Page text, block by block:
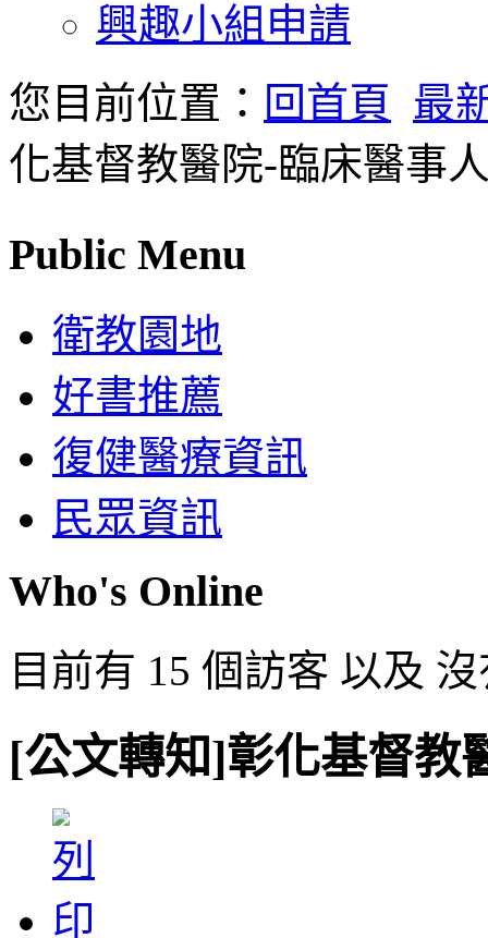
興趣小組申請
您目前位置： 回首頁 最
化基督教醫院-臨床醫事
Public Menu
衛教園地
好書推薦
復健醫療資訊
民眾資訊
Who's Online
目前有 15 個訪客 以及
[公文轉知]彰化基督教